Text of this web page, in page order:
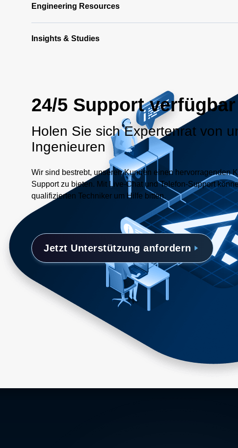
Engineering Resources
Insights & Studies
24/5 Support verfügbar
Holen Sie sich Expertenrat von
Ingenieuren
Wir sind bestrebt, unseren Kunden einen hervorragenden
Support zu bieten. Mit Live-Chat und Telefon-Support
qualifizierten Techniker um Hilfe bitten.
Jetzt Unterstützung anfordern